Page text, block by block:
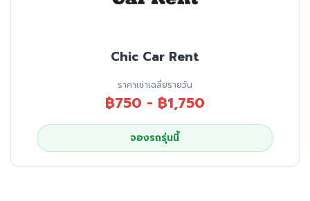
Chic Car Rent
ราคาเช่าเฉลี่ยรายวัน
฿750 - ฿1,750
จองรถรุ่นนี้